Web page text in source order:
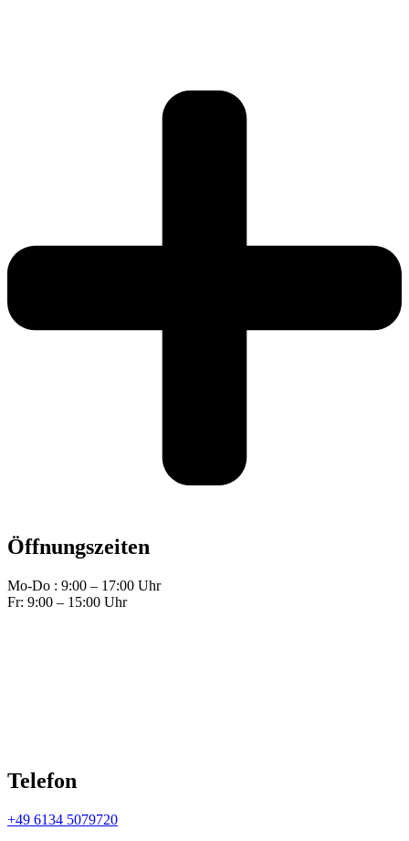
Öffnungszeiten
Mo-Do : 9:00 – 17:00 Uhr
Fr: 9:00 – 15:00 Uhr
Telefon
+49 6134 5079720